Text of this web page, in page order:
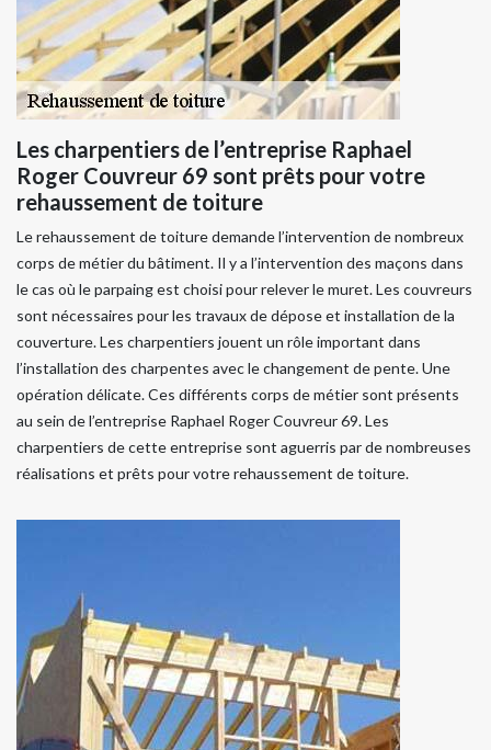
Les charpentiers de l’entreprise Raphael
Roger Couvreur 69 sont prêts pour votre
rehaussement de toiture
Le rehaussement de toiture demande l’intervention de nombreux
corps de métier du bâtiment. Il y a l’intervention des maçons dans
le cas où le parpaing est choisi pour relever le muret. Les couvreurs
sont nécessaires pour les travaux de dépose et installation de la
couverture. Les charpentiers jouent un rôle important dans
l’installation des charpentes avec le changement de pente. Une
opération délicate. Ces différents corps de métier sont présents
au sein de l’entreprise Raphael Roger Couvreur 69. Les
charpentiers de cette entreprise sont aguerris par de nombreuses
réalisations et prêts pour votre rehaussement de toiture.